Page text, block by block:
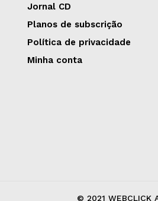
Jornal CD
Planos de subscrição
Política de privacidade
Minha conta
© 2021 WEBCLICK